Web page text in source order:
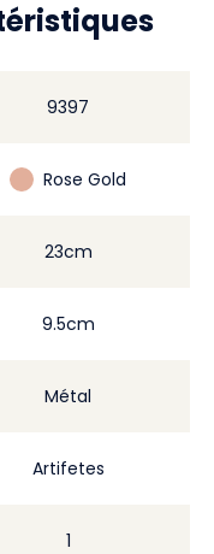
9397
Rose Gold
23cm
9.5cm
Métal
Artifetes
1